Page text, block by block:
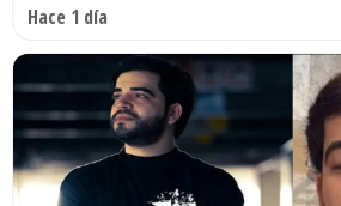
Hace 1 día